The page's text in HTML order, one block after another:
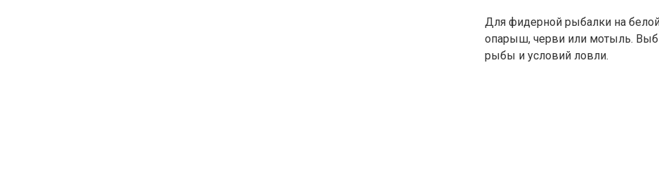
Для фидерной рыбалки на
опарыш, черви или мотыль.
рыбы и условий ловли.